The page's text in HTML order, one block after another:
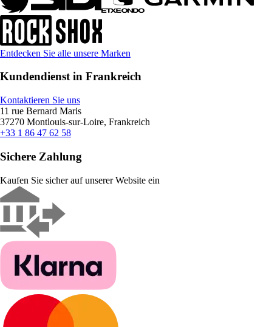
Entdecken Sie alle unsere Marken
Kundendienst in Frankreich
Kontaktieren Sie uns
11 rue Bernard Maris
37270 Montlouis-sur-Loire, Frankreich
+33 1 86 47 62 58
Sichere Zahlung
Kaufen Sie sicher auf unserer Website ein